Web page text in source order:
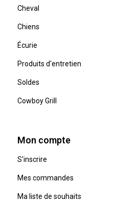
Cheval
Chiens
Écurie
Produits d'entretien
Soldes
Cowboy Grill
Mon compte
S'inscrire
Mes commandes
Ma liste de souhaits